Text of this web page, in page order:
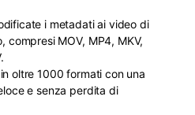
i metadati ai video di
compresi MOV, MP4, MKV,
oltre 1000 formati con una
e senza perdita di